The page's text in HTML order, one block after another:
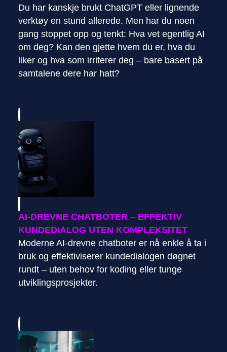
Du har kanskje brukt ChatGPT eller lignende
verktøy en stund allerede. Men har du noen
gang stoppet opp og tenkt: Hva vet egentlig AI
om deg? Kan den gjette hvem du er, hva du
liker og hva som irriterer deg – bare basert på
samtalene dere har hatt?
AI-DREVNE CHATBOTER – EFFEKTIV
KUNDEDIALOG UTEN KOMPLEKSITET
Moderne AI-drevne chatboter er nå enkle å ta i
bruk og effektiviserer kundedialogen døgnet
rundt – uten behov for koding eller tunge
utviklingsprosjekter.